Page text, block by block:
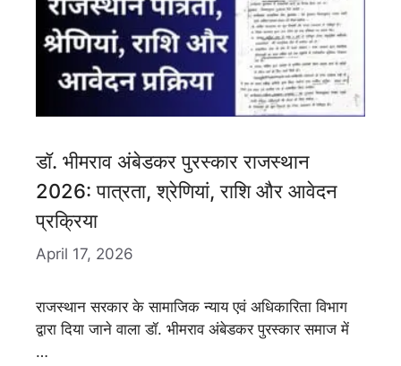
डॉ. भीमराव अंबेडकर पुरस्कार राजस्थान
2026: पात्रता, श्रेणियां, राशि और आवेदन
प्रक्रिया
April 17, 2026
राजस्थान सरकार के सामाजिक न्याय एवं अधिकारिता विभाग
द्वारा दिया जाने वाला डॉ. भीमराव अंबेडकर पुरस्कार समाज में
…